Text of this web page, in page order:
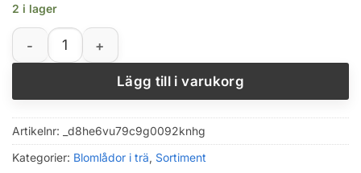
2 i lager
Rustik rektangulär träkruka för inomhus, balkong och
Lägg till i varukorg
Artikelnr:
_d8he6vu79c9g0092knhg
Kategorier: Blomlådor i trä, Sortiment